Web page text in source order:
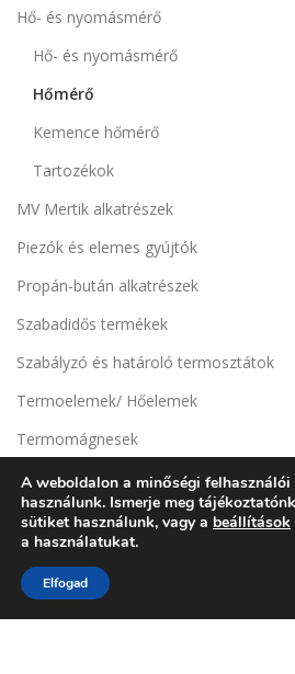
Hő- és nyomásmérő
Hő- és nyomásmérő
Hőmérő
Kemence hőmérő
Tartozékok
MV Mertik alkatrészek
Piezók és elemes gyújtók
Propán-bután alkatrészek
Szabadidős termékek
Szabályzó és határoló termosztátok
Termoelemek/ Hőelemek
Termomágnesek
KOSÁR
A weboldalon a minőségi felhasználói
használunk. Ismerje meg
sütiket használunk, vagy a beállítások
a használatukat.
Elfogad